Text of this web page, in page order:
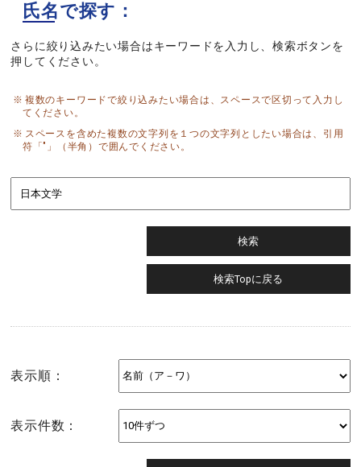
氏名で探す：
さらに絞り込みたい場合はキーワードを入力し、検索ボタンを
押してください。
複数のキーワードで絞り込みたい場合は、スペースで区切って入力し
てください。
スペースを含めた複数の文字列を１つの文字列としたい場合は、引用
符「"」（半角）で囲んでください。
表示順：
表示件数：